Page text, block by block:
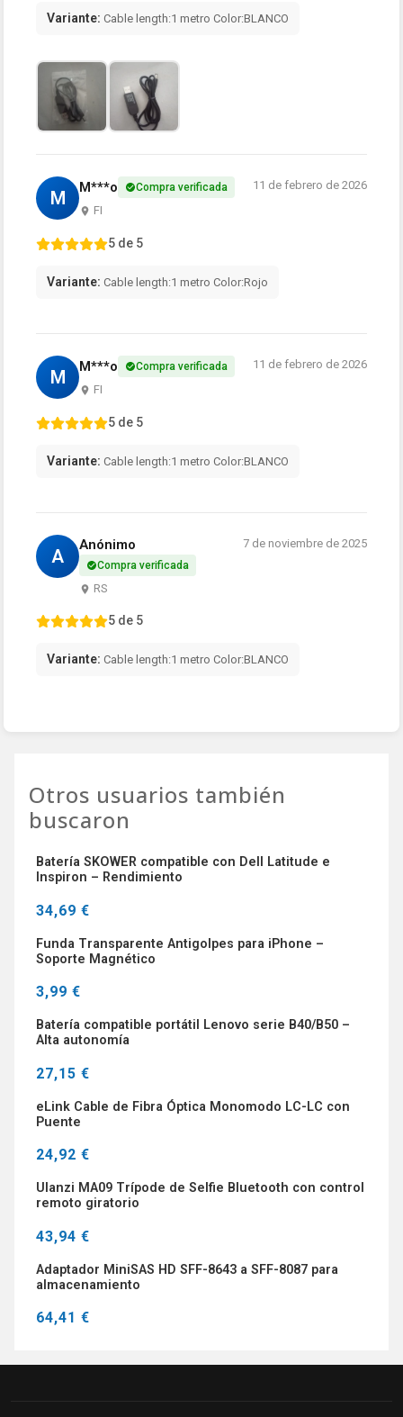
Variante: Cable length:1 metro Color:BLANCO
M M***o Compra verificada
FI
11 de febrero de 2026
5 de 5
Variante: Cable length:1 metro Color:Rojo
M M***o Compra verificada
FI
11 de febrero de 2026
5 de 5
Variante: Cable length:1 metro Color:BLANCO
A
Anónimo
Compra verificada
RS
7 de noviembre de 2025
5 de 5
Variante: Cable length:1 metro Color:BLANCO
Otros usuarios también
buscaron
Batería SKOWER compatible con Dell Latitude e
Inspiron – Rendimiento
34,69 €
Funda Transparente Antigolpes para iPhone –
Soporte Magnético
3,99 €
Batería compatible portátil Lenovo serie B40/B50 –
Alta autonomía
27,15 €
eLink Cable de Fibra Óptica Monomodo LC-LC con
Puente
24,92 €
Ulanzi MA09 Trípode de Selfie Bluetooth con control
remoto giratorio
43,94 €
Adaptador MiniSAS HD SFF-8643 a SFF-8087 para
almacenamiento
64,41 €